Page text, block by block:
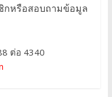
กหรือสอบถามข้อมูล
ต่อ 4340